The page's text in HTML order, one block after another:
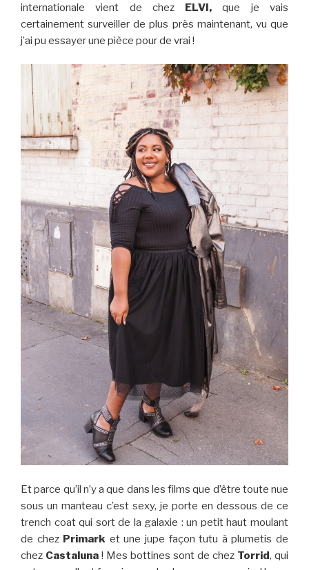
internationale vient de chez ELVI, que je vais
certainement surveiller de plus près maintenant, vu que
j’ai pu essayer une pièce pour de vrai !
Et parce qu’il n’y a que dans les films que d’être toute nue
sous un manteau c’est sexy, je porte en dessous de ce
trench coat qui sort de la galaxie : un petit haut moulant
de chezPrimark et une jupe façon tutu à plumetis de
chez Castaluna ! Mes bottines sont de chez Torrid, qui